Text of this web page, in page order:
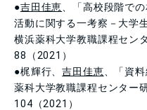
●吉田佳恵 、「高校段階で
活動に関する一考察－大学
横浜薬科大学教職課程セン
88（2021）
●梶輝行、吉田佳恵 、「資
薬科大学教職課程センター
104（2021）